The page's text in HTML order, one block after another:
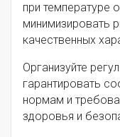
при температуре
минимизировать
качественных
Организуйте
гарантировать
нормам и
здоровья и